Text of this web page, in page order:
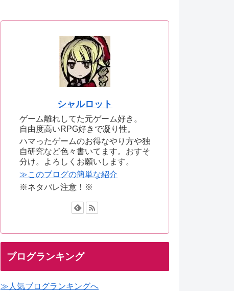
シャルロット
ゲーム離れしてた元ゲーム好き。
自由度高いRPG好きで凝り性。
ハマったゲームのお得なやり方や独
自研究など色々書いてます。おすそ
分け。よろしくお願いします。
≫このブログの簡単な紹介
※ネタバレ注意！※
ブログランキング
≫人気ブログランキングへ